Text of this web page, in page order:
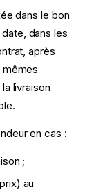
dans le bon
dans les
après
mêmes
livraison
en cas :
;
au